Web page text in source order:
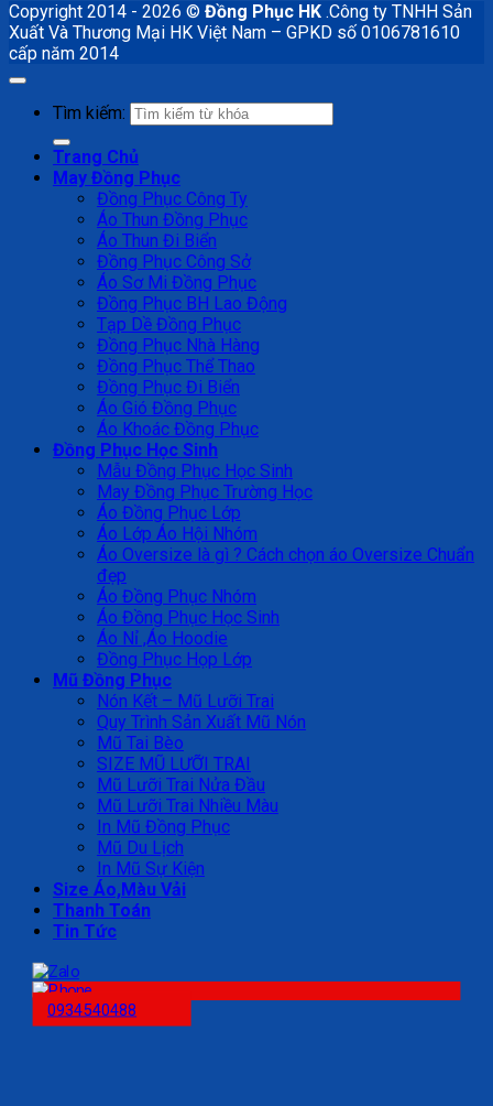
Copyright 2014 - 2026 © Đồng Phục HK .Công ty TNHH Sản
Xuất Và Thương Mại HK Việt Nam – GPKD số 0106781610
cấp năm 2014
Tìm kiếm:
Trang Chủ
May Đồng Phục
Đồng Phục Công Ty
Áo Thun Đồng Phục
Áo Thun Đi Biển
Đồng Phục Công Sở
Áo Sơ Mi Đồng Phục
Đồng Phục BH Lao Động
Tạp Dề Đồng Phục
Đồng Phục Nhà Hàng
Đồng Phục Thể Thao
Đồng Phục Đi Biển
Áo Gió Đồng Phục
Áo Khoác Đồng Phục
Đồng Phục Học Sinh
Mẫu Đồng Phục Học Sinh
May Đồng Phục Trường Học
Áo Đồng Phục Lớp
Áo Lớp Áo Hội Nhóm
Áo Oversize là gì ? Cách chọn áo Oversize Chuẩn
đẹp
Áo Đồng Phục Nhóm
Áo Đồng Phục Học Sinh
Áo Nỉ ,Áo Hoodie
Đồng Phục Họp Lớp
Mũ Đồng Phục
Nón Kết – Mũ Lưỡi Trai
Quy Trình Sản Xuất Mũ Nón
Mũ Tai Bèo
SIZE MŨ LƯỠI TRAI
Mũ Lưỡi Trai Nửa Đầu
Mũ Lưỡi Trai Nhiều Màu
In Mũ Đồng Phục
Mũ Du Lịch
In Mũ Sự Kiện
Size Áo,Màu Vải
Thanh Toán
Tin Tức
0934540488